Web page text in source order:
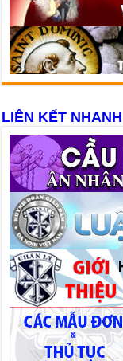
LIÊN KẾT NHANH